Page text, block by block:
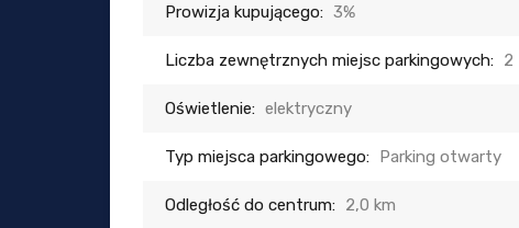
Prowizja kupującego: 3%
Liczba zewnętrznych miejsc parkingowych: 2
Oświetlenie: elektryczny
Typ miejsca parkingowego: Parking otwarty
Odległość do centrum: 2,0 km